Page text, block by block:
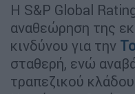
Η S&P Global
αναθεώρηση της
κινδύνου για την
σταθερή, ενώ
τραπεζικού